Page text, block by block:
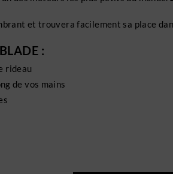
et trouvera facilement sa place
:
rideau
de vos mains